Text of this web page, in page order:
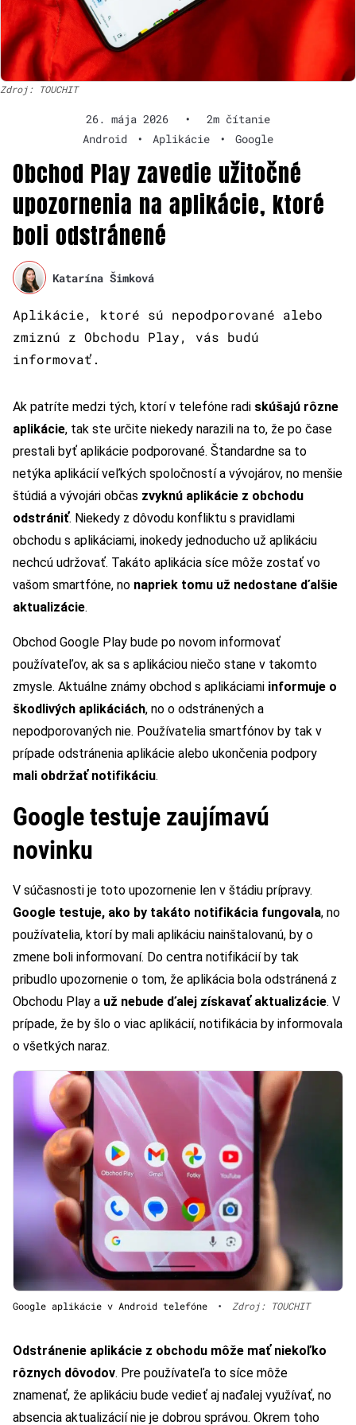
Zdroj: TOUCHIT
26. mája 2026 •
2m čítanie
Android
• Aplikácie • Google
Obchod Play zavedie užitočné
upozornenia na aplikácie, ktoré
boli odstránené
Katarína Šimková
Aplikácie, ktoré sú nepodporované alebo
zmiznú z Obchodu Play, vás budú
informovať.
Ak patríte medzi tých, ktorí v telefóne radi skúšajú rôzne
aplikácie, tak ste určite niekedy narazili na to, že po čase
prestali byť aplikácie podporované. Štandardne sa to
netýka aplikácií veľkých spoločností a vývojárov, no menšie
štúdiá a vývojári občas zvyknú aplikácie z obchodu
odstrániť. Niekedy z dôvodu konfliktu s pravidlami
obchodu s aplikáciami, inokedy jednoducho už aplikáciu
nechcú udržovať. Takáto aplikácia síce môže zostať vo
vašom smartfóne, no napriek tomu už nedostane ďalšie
aktualizácie.
Obchod Google Play bude po novom informovať
používateľov, ak sa s aplikáciou niečo stane v takomto
zmysle. Aktuálne známy obchod s aplikáciami informuje o
škodlivých aplikáciách, no o odstránených a
nepodporovaných nie. Používatelia smartfónov by tak v
prípade odstránenia aplikácie alebo ukončenia podpory
mali obdržať notifikáciu.
Google testuje zaujímavú
novinku
V súčasnosti je toto upozornenie len v štádiu prípravy.
Google testuje, ako by takáto notifikácia fungovala, no
používatelia, ktorí by mali aplikáciu nainštalovanú, by o
zmene boli informovaní. Do centra notifikácií by tak
pribudlo upozornenie o tom, že aplikácia bola odstránená z
Obchodu Play a už nebude ďalej získavať aktualizácie. V
prípade, že by šlo o viac aplikácií, notifikácia by informovala
o všetkých naraz.
Google aplikácie v Android telefóne • Zdroj: TOUCHIT
Odstránenie aplikácie z obchodu môže mať niekoľko
rôznych dôvodov. Pre používateľa to síce môže
znamenať, že aplikáciu bude vedieť aj naďalej využívať, no
absencia aktualizácií nie je dobrou správou. Okrem toho